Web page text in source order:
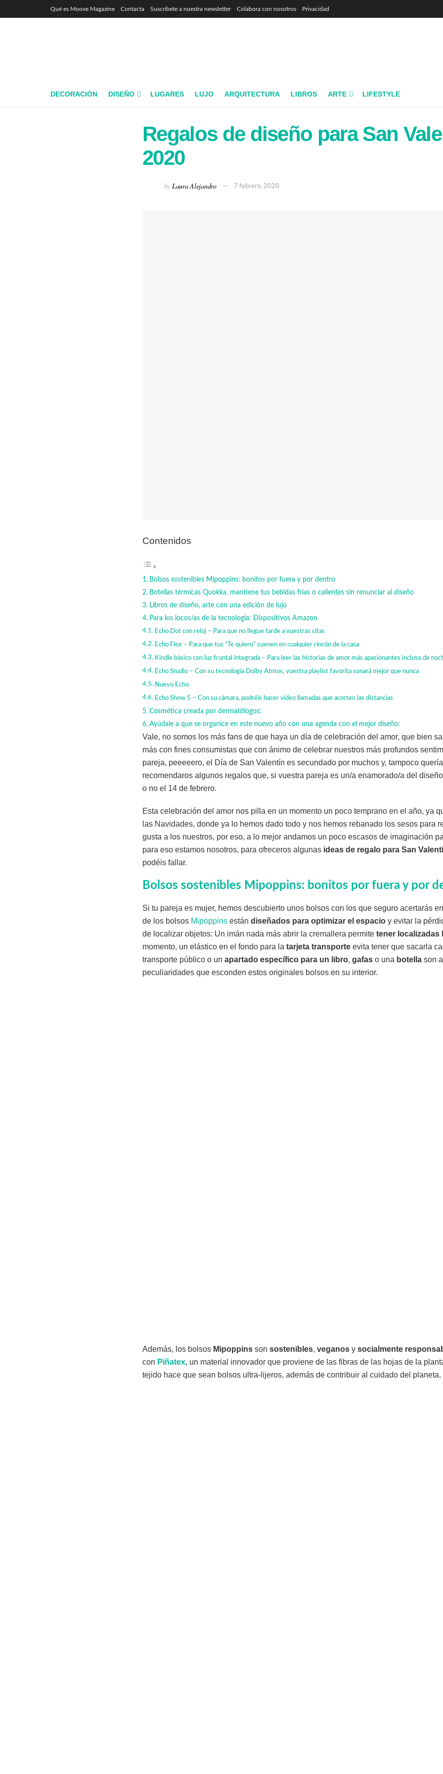
Qué es Moove Magazine Contacta Suscríbete a nuestra newsletter Colabora con nosotros Privacidad
DECORACIÓN DISEÑO LUGARES LUJO ARQUITECTURA LIBROS ARTE LIFESTYLE
Regalos de diseño para San
2020
by Laura Alejandro 7 febrero, 2020
Contenidos
Bolsos sostenibles Mipoppins: bonitos por fuera y por dentro
Botellas térmicas Quokka, mantiene tus bebidas frías o calientes sin renunciar al diseño
Libros de diseño, arte con una edición de lujo
Para los locos/as de la tecnología: Dispositivos Amazon
Echo Dot con reloj – Para que no llegue tarde a vuestras citas
Echo Flex – Para que tus “Te quiero” suenen en cualquier rincón de la casa
Kindle básico con luz frontal integrada – Para leer las historias de amor más apasionantes incluso de
Echo Studio – Con su tecnología Dolby Atmos, vuestra playlist favorita sonará mejor que nunca
Nuevo Echo
Echo Show 5 – Con su cámara, podréis hacer video llamadas que acorten las distancias
Cosmética creada por dermatólogos:
Ayúdale a que se organice en este nuevo año con una agenda con el mejor diseño:
Vale, no somos los más fans de que haya un día de celebración del amor, que bien
más con fines consumistas que con ánimo de celebrar nuestros más profundos
pareja, peeeeero, el Día de San Valentín es secundado por muchos y, tampoco
recomendaros algunos regalos que, si vuestra pareja es un/a enamorado/a del
o no el 14 de febrero.
Esta celebración del amor nos pilla en un momento un poco temprano en el año, ya
las Navidades, donde ya lo hemos dado todo y nos hemos rebanado los sesos para
gusta a los nuestros, por eso, a lo mejor andamos un poco escasos de imaginación
para eso estamos nosotros, para ofreceros algunas ideas de regalo para San
podéis fallar.
Bolsos sostenibles Mipoppins: bonitos por fuera y por
Si tu pareja es mujer, hemos descubierto unos bolsos con los que seguro acertarás
de los bolsos Mipoppins están diseñados para optimizar el espacio y evitar la
de localizar objetos: Un imán nada más abrir la cremallera permite tener localizadas
momento, un elástico en el fondo para la tarjeta transporte evita tener que sacarla
transporte público o un apartado específico para un libro, gafas o una botella son
peculiaridades que esconden estos originales bolsos en su interior.
Además, los bolsos Mipoppins son sostenibles, veganos y socialmente
con Piñatex, un material innovador que proviene de las fibras de las hojas de la
tejido hace que sean bolsos ultra-lijeros, además de contribuir al cuidado del planeta.